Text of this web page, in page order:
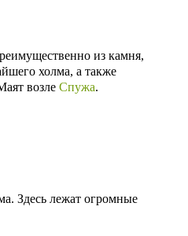
из камня,
холма, а также
возле Спужа.
Здесь лежат огромные